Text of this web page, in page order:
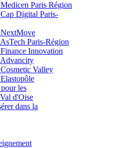
Paris Région
Digital Paris-
Paris-Région
Innovation
Valley
les
d'Oise
dans la